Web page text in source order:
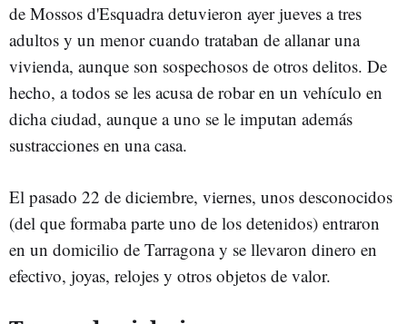
de Mossos d'Esquadra detuvieron ayer jueves a tres
adultos y un menor cuando trataban de allanar una
vivienda, aunque son sospechosos de otros delitos. De
hecho, a todos se les acusa de robar en un vehículo en
dicha ciudad, aunque a uno se le imputan además
sustracciones en una casa.
El pasado 22 de diciembre, viernes, unos desconocidos
(del que formaba parte uno de los detenidos) entraron
en un domicilio de Tarragona y se llevaron dinero en
efectivo, joyas, relojes y otros objetos de valor.